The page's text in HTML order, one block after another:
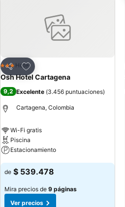
Compartir
Agregar a favoritos
3 Estrellas
Hotel
Osh Hotel Cartagena
9,2 Excelente (3.456 puntuaciones)
Cartagena, Colombia
Wi-Fi gratis
Piscina
Estacionamiento
Ver precios
de $ 539.478
Mira precios de 9 páginas
Ver precios